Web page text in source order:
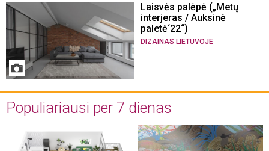
Laisvės palėpė („Metų
interjeras / Auksinė
paletė‘22“)
DIZAINAS LIETUVOJE
Populiariausi per 7 dienas